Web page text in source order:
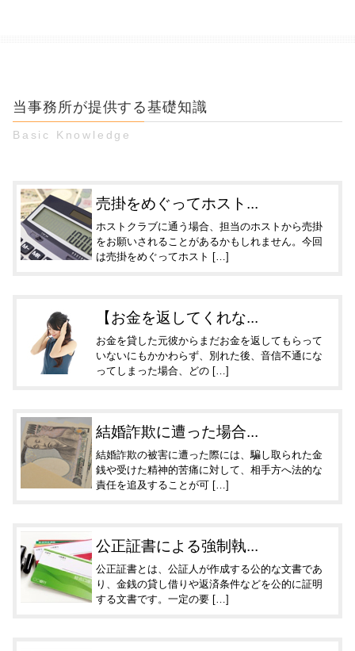
当事務所が提供する基礎知識
Basic Knowledge
売掛をめぐってホスト...
ホストクラブに通う場合、担当のホストから売掛
をお願いされることがあるかもしれません。今回
は売掛をめぐってホスト […]
【お金を返してくれな...
お金を貸した元彼からまだお金を返してもらって
いないにもかかわらず、別れた後、音信不通にな
ってしまった場合、どの […]
結婚詐欺に遭った場合...
結婚詐欺の被害に遭った際には、騙し取られた金
銭や受けた精神的苦痛に対して、相手方へ法的な
責任を追及することが可 […]
公正証書による強制執...
公正証書とは、公証人が作成する公的な文書であ
り、金銭の貸し借りや返済条件などを公的に証明
する文書です。一定の要 […]